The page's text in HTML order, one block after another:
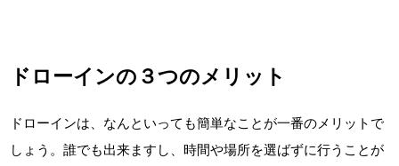
ドローインの３つのメリット
ドローインは、なんといっても簡単なことが一番のメリットで
しょう。誰でも出来ますし、時間や場所を選ばずに行うことが